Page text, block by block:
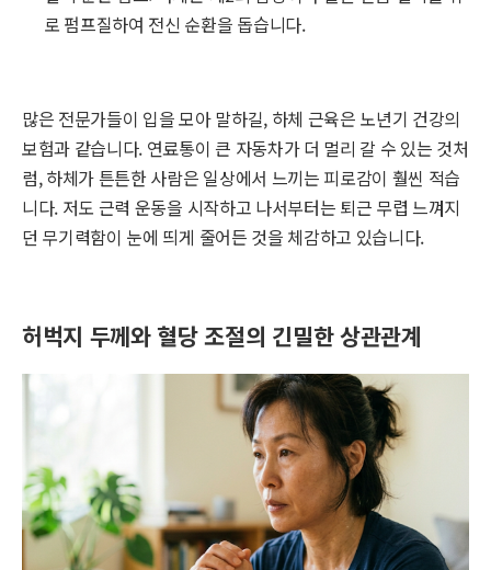
로 펌프질하여 전신 순환을 돕습니다.
많은 전문가들이 입을 모아 말하길, 하체 근육은 노년기 건강의
보험과 같습니다. 연료통이 큰 자동차가 더 멀리 갈 수 있는 것처
럼, 하체가 튼튼한 사람은 일상에서 느끼는 피로감이 훨씬 적습
니다. 저도 근력 운동을 시작하고 나서부터는 퇴근 무렵 느껴지
던 무기력함이 눈에 띄게 줄어든 것을 체감하고 있습니다.
허벅지 두께와 혈당 조절의 긴밀한 상관관계